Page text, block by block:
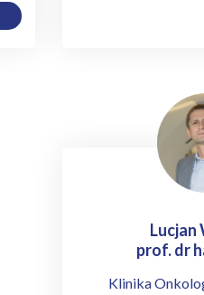
Lucjan
prof. dr
Klinika